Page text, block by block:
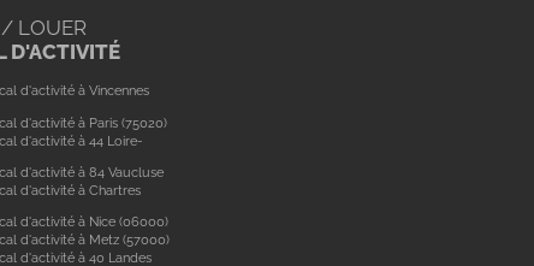
LOUER
D'ACTIVITÉ
d'activité à Vincennes
d'activité à Paris (75020)
d'activité à 44 Loire-
d'activité à 84 Vaucluse
d'activité à Chartres
d'activité à Nice (06000)
d'activité à Metz (57000)
d'activité à 40 Landes